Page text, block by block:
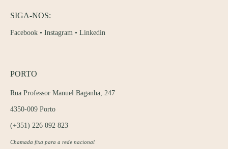
SIGA-NOS:
Facebook • Instagram • Linkedin
PORTO
Rua Professor Manuel Baganha, 247
4350-009 Porto
(+351) 226 092 823
Chamada fixa para a rede nacional